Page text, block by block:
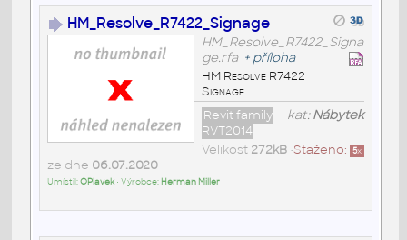
HM_Resolve_R7422_Signage
HM_Resolve_R7422_Signa
ge.rfa + příloha
HM Resolve R7422
Signage
kat:Nábytek
Revit family
RVT2014
Staženo: 5x
Velikost 272kB•
ze dne 06.07.2020
Umístil:OPlavek• Výrobce: Herman Miller